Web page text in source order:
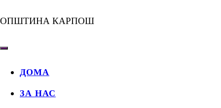
ОПШТИНА КАРПОШ
ДОМА
ЗА НАС